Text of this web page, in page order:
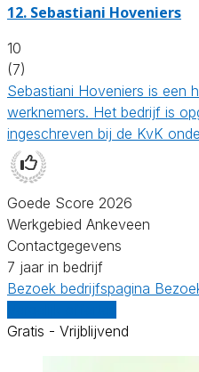
12. Sebastiani Hoveniers
10
(7)
Sebastiani Hoveniers is een
werknemers. Het bedrijf is
ingeschreven bij de KvK
Goede Score 2026
Werkgebied Ankeveen
Contactgegevens
7 jaar in bedrijf
Bezoek bedrijfspagina
Gratis - Vrijblijvend